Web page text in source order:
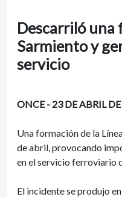
Descarriló una
Sarmiento y
servicio
ONCE - 23 DE ABRIL
Una formación de la
de abril, provocando
en el servicio ferroviario
El incidente se produjo